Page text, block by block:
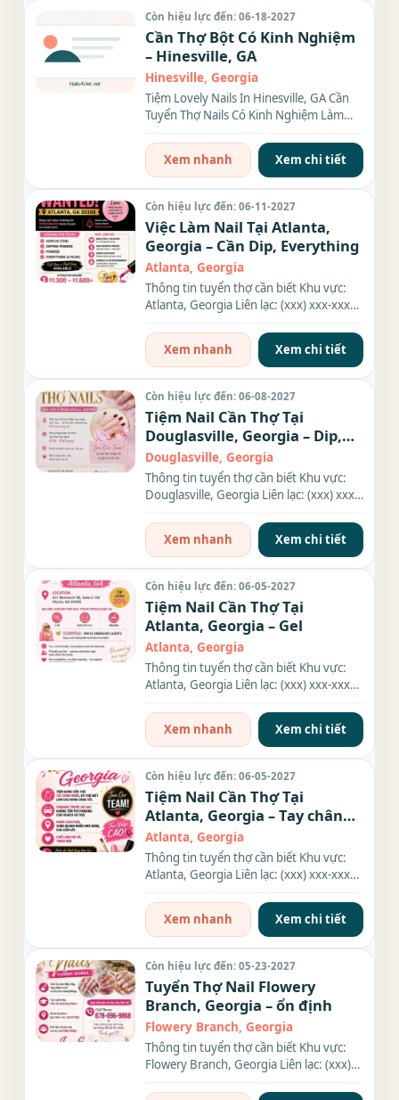
Còn hiệu lực đến: 06-18-2027
Cần Thợ Bột Có Kinh Nghiệm
– Hinesville, GA
Hinesville, Georgia
Tiệm Lovely Nails In Hinesville, GA Cần
Tuyển Thợ Nails Có Kinh Nghiệm Làm
Xem nhanh
Xem chi tiết
Còn hiệu lực đến: 06-11-2027
Việc Làm Nail Tại Atlanta,
Georgia – Cần Dip, Everything
Atlanta, Georgia
Thông tin tuyển thợ cần biết Khu vực:
Atlanta, Georgia Liên lạc: (xxx) xxx-xxxx
Xem nhanh
Xem chi tiết
Còn hiệu lực đến: 06-08-2027
Tiệm Nail Cần Thợ Tại
Douglasville, Georgia – Dip,
Everything
Douglasville, Georgia
Thông tin tuyển thợ cần biết Khu vực:
Douglasville, Georgia Liên lạc: (xxx) xxx-
Xem nhanh
Xem chi tiết
Còn hiệu lực đến: 06-05-2027
Tiệm Nail Cần Thợ Tại
Atlanta, Georgia – Gel
Atlanta, Georgia
Thông tin tuyển thợ cần biết Khu vực:
Atlanta, Georgia Liên lạc: (xxx) xxx-xxxx
Xem nhanh
Xem chi tiết
Còn hiệu lực đến: 06-05-2027
Tiệm Nail Cần Thợ Tại
Atlanta, Georgia – Tay chân
nước
Atlanta, Georgia
Thông tin tuyển thợ cần biết Khu vực:
Atlanta, Georgia Liên lạc: (xxx) xxx-xxxx
Xem nhanh
Xem chi tiết
Còn hiệu lực đến: 05-23-2027
Tuyển Thợ Nail Flowery
Branch, Georgia – ổn định
Flowery Branch, Georgia
Thông tin tuyển thợ cần biết Khu vực:
Flowery Branch, Georgia Liên lạc: (xxx)